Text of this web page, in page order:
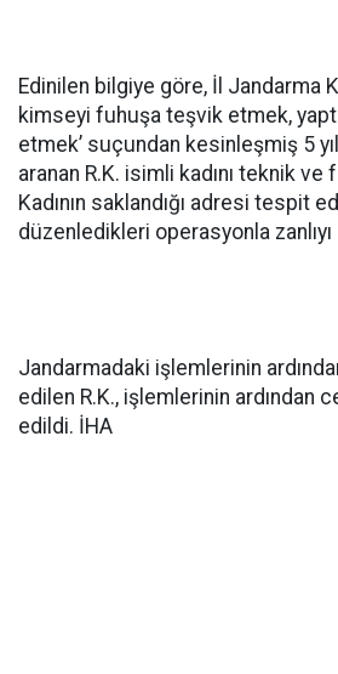
Edinilen bilgiye göre, İl Jandarma
kimseyi fuhuşa teşvik etmek,
etmek’ suçundan kesinleşmiş 5
aranan R.K. isimli kadını teknik ve
Kadının saklandığı adresi tespit
düzenledikleri operasyonla zanlıyı
Jandarmadaki işlemlerinin
edilen R.K., işlemlerinin ardından
edildi. İHA